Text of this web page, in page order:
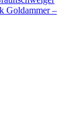
Goldammer –